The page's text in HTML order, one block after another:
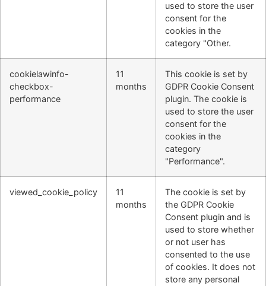
used to store the user
consent for the
cookies in the
category "Other.
cookielawinfo-
checkbox-
performance
11
months
This cookie is set by
GDPR Cookie Consent
plugin. The cookie is
used to store the user
consent for the
cookies in the
category
"Performance".
viewed_cookie_policy
11
months
The cookie is set by
the GDPR Cookie
Consent plugin and is
used to store whether
or not user has
consented to the use
of cookies. It does not
store any personal